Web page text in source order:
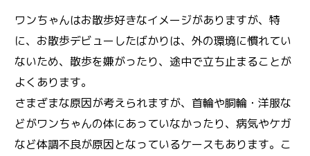
ワンちゃんはお散歩好きなイメージがありますが、特
に、お散歩デビューしたばかりは、外の環境に慣れてい
ないため、散歩を嫌がったり、途中で立ち止まることが
よくあります。
さまざまな原因が考えられますが、首輪や胴輪・洋服な
どがワンちゃんの体にあっていなかったり、病気やケガ
など体調不良が原因となっているケースもあります。こ